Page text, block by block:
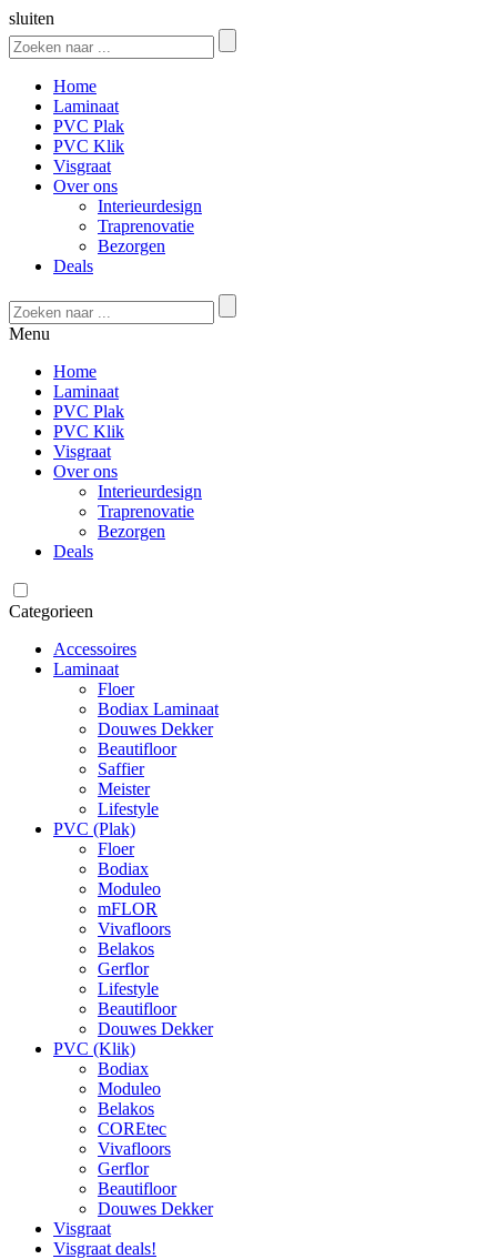
sluiten
Home
Laminaat
PVC Plak
PVC Klik
Visgraat
Over ons
Interieurdesign
Traprenovatie
Bezorgen
Deals
Menu
Home
Laminaat
PVC Plak
PVC Klik
Visgraat
Over ons
Interieurdesign
Traprenovatie
Bezorgen
Deals
Categorieen
Accessoires
Laminaat
Floer
Bodiax Laminaat
Douwes Dekker
Beautifloor
Saffier
Meister
Lifestyle
PVC (Plak)
Floer
Bodiax
Moduleo
mFLOR
Vivafloors
Belakos
Gerflor
Lifestyle
Beautifloor
Douwes Dekker
PVC (Klik)
Bodiax
Moduleo
Belakos
COREtec
Vivafloors
Gerflor
Beautifloor
Douwes Dekker
Visgraat
Visgraat deals!